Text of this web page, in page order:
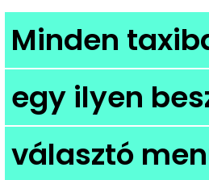
HIP
Minden
egy ilyen
választó